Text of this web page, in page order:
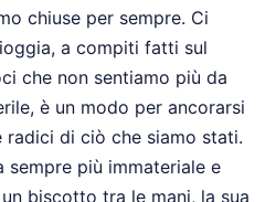
chiuse per sempre. Ci
a compiti fatti sul
che non sentiamo più da
è un modo per ancorarsi
di ciò che siamo stati.
sempre più immateriale e
biscotto tra le mani, la sua